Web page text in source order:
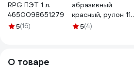
RPG ПЭТ 1 л.
4650098651279
5(16)
абразивный
красный, рулон 115
мм х 10 м х 6 мм
5(4)
О товаре